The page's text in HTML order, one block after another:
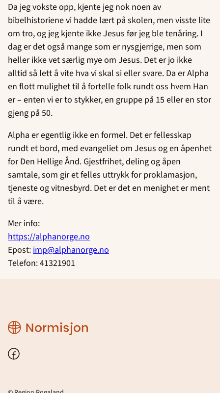
Da jeg vokste opp, kjente jeg nok noen av
bibelhistoriene vi hadde lært på skolen, men visste lite
om tro, og jeg kjente ikke Jesus før jeg ble tenåring. I
dag er det også mange som er nysgjerrige, men som
heller ikke vet særlig mye om Jesus. Det er jo ikke
alltid så lett å vite hva vi skal si eller svare. Da er Alpha
en flott mulighet til å fortelle folk rundt oss hvem Han
er – enten vi er to stykker, en gruppe på 15 eller en stor
gjeng på 50.
Alpha er egentlig ikke en formel. Det er fellesskap
rundt et bord, med evangeliet om Jesus og en åpenhet
for Den Hellige Ånd. Gjestfrihet, deling og åpen
samtale, som gir et felles uttrykk for proklamasjon,
tjeneste og vitnesbyrd. Det er det en menighet er ment
til å være.
Mer info:
https://alphanorge.no
Epost: imp@alphanorge.no
Telefon: 41321901
Region
Rogaland
Facebook